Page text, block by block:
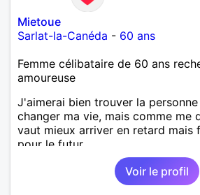
Mietoue
Sarlat-la-Canéda - 60 ans
Femme célibataire de 60 ans
amoureuse
J'aimerai bien trouver la
changer ma vie, mais comme me
vaut mieux arriver en retard mais
pour le futur.
Voir le profil